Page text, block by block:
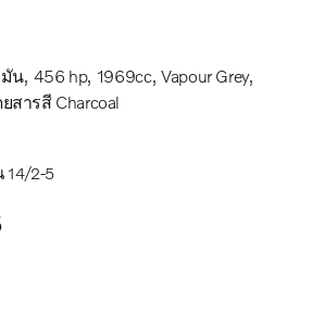
น 456 hp 1969cc Vapour Grey
สารสี Charcoal
14/2-5